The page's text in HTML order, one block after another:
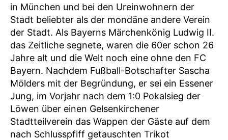
in München und bei den Ureinwohnern der
Stadt beliebter als der mondäne andere Verein
der Stadt. Als Bayerns Märchenkönig Ludwig II.
das Zeitliche segnete, waren die 60er schon 26
Jahre alt und die Welt noch eine ohne den FC
Bayern. Nachdem Fußball-Botschafter Sascha
Mölders mit der Begründung, er sei ein Essener
Jung, im Vorjahr nach dem 1:0 Pokalsieg der
Löwen über einen Gelsenkirchener
Stadtteilverein das Wappen der Gäste auf dem
nach Schlusspfiff getauschten Trikot